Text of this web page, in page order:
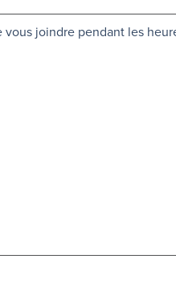
joindre pendant les